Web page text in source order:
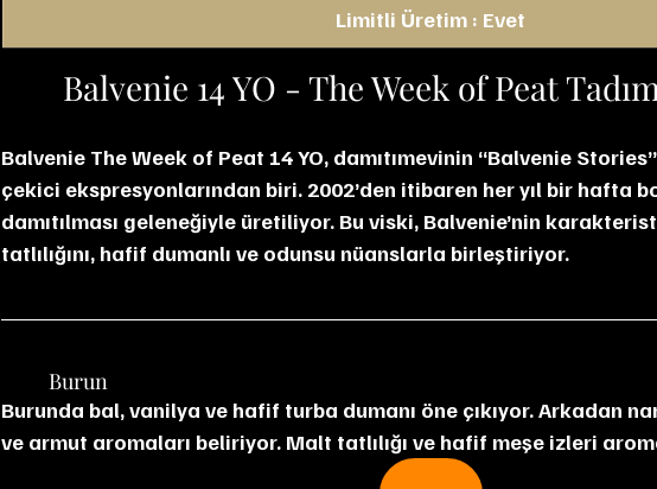
Limitli Üretim : Evet
Balvenie 14 YO - The Week of Peat
Balvenie The Week of Peat 14 YO, damıtımevinin “Balvenie
çekici ekspresyonlarından biri. 2002’den itibaren her yıl bir hafta
damıtılması geleneğiyle üretiliyor. Bu viski, Balvenie’nin
tatlılığını, hafif dumanlı ve odunsu nüanslarla birleştiriyor.
	Burun
Burunda bal, vanilya ve hafif turba dumanı öne çıkıyor. Arkadan
ve armut aromaları beliriyor. Malt tatlılığı ve hafif meşe izleri